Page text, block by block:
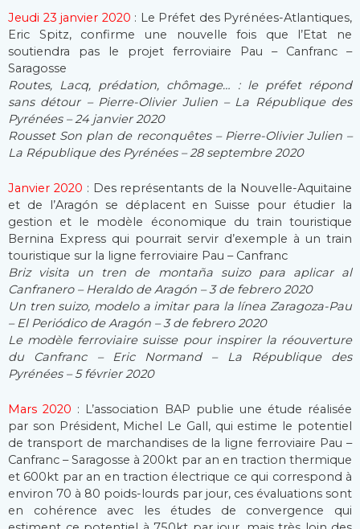
Jeudi 23 janvier 2020 : Le Préfet des Pyrénées-Atlantiques,
Eric Spitz, confirme une nouvelle fois que l’Etat ne
soutiendra pas le projet ferroviaire Pau – Canfranc –
Saragosse
Routes, Lacq, prédation, chômage… : le préfet répond
sans détour – Pierre-Olivier Julien – La République des
Pyrénées – 24 janvier 2020
Rousset Son plan de reconquêtes – Pierre-Olivier Julien –
La République des Pyrénées – 28 septembre 2020
Janvier 2020 : Des représentants de la Nouvelle-Aquitaine
et de l’Aragón se déplacent en Suisse pour étudier la
gestion et le modèle économique du train touristique
Bernina Express qui pourrait servir d’exemple à un train
touristique sur la ligne ferroviaire Pau – Canfranc
Briz visita un tren de montaña suizo para aplicar al
Canfranero – Heraldo de Aragón – 3 de febrero 2020
Un tren suizo, modelo a imitar para la línea Zaragoza-Pau
– El Periódico de Aragón – 3 de febrero 2020
Le modèle ferroviaire suisse pour inspirer la réouverture
du Canfranc – Eric Normand – La République des
Pyrénées – 5 février 2020
Mars 2020 : L’association BAP publie une étude réalisée
par son Président, Michel Le Gall, qui estime le potentiel
de transport de marchandises de la ligne ferroviaire Pau –
Canfranc – Saragosse à 200kt par an en traction thermique
et 600kt par an en traction électrique ce qui correspond à
environ 70 à 80 poids-lourds par jour, ces évaluations sont
en cohérence avec les études de convergence qui